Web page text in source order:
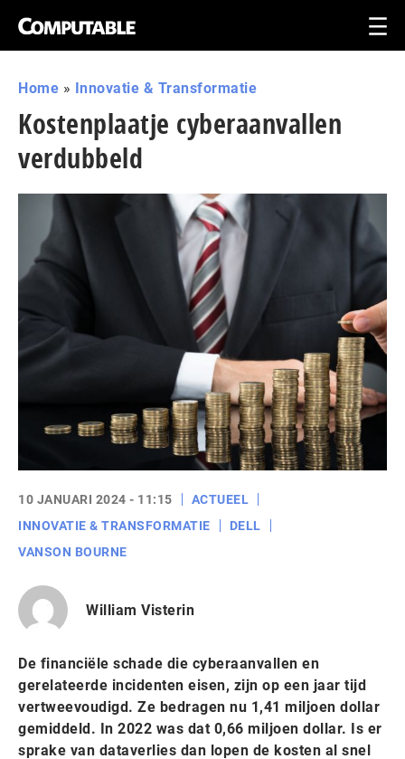
Home » Innovatie & Transformatie
Kostenplaatje cyberaanvallen
verdubbeld
10 JANUARI 2024 - 11:15
ACTUEEL
INNOVATIE & TRANSFORMATIE
DELL
VANSON BOURNE
William Visterin
De financiële schade die cyberaanvallen en
gerelateerde incidenten eisen, zijn op een jaar tijd
vertweevoudigd. Ze bedragen nu 1,41 miljoen dollar
gemiddeld. In 2022 was dat 0,66 miljoen dollar. Is er
sprake van dataverlies dan lopen de kosten al snel